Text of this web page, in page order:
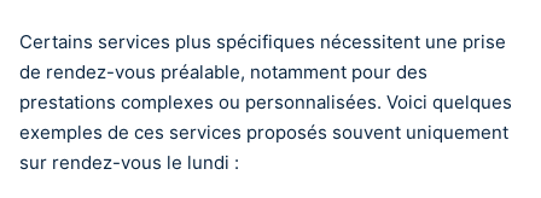
Certains services plus spécifiques nécessitent une prise
de rendez-vous préalable, notamment pour des
prestations complexes ou personnalisées. Voici quelques
exemples de ces services proposés souvent uniquement
sur rendez-vous le lundi :